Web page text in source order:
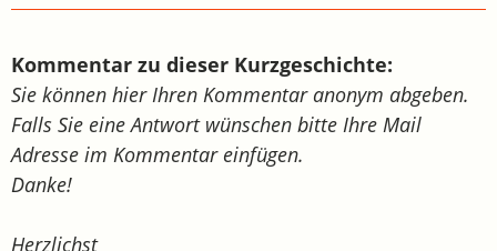
Kommentar zu dieser Kurzgeschichte:
Sie können hier Ihren Kommentar anonym abgeben.
Falls Sie eine Antwort wünschen bitte Ihre Mail
Adresse im Kommentar einfügen.
Danke!
Herzlichst